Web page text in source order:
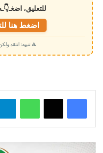
م
ي
للتعليق،
اضغط هنا
⚠️ تنبيه: انتقد
واتساب